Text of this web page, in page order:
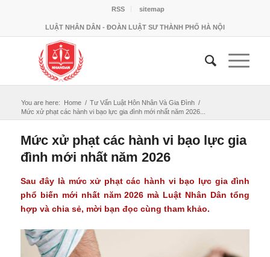
RSS sitemap
LUẬT NHÂN DÂN - ĐOÀN LUẬT SƯ THÀNH PHỐ HÀ NỘI
You are here: Home / Tư Vấn Luật Hôn Nhân Và Gia Đình /
Mức xử phạt các hành vi bạo lực gia đình mới nhất năm 2026...
Mức xử phạt các hành vi bạo lực gia
đình mới nhất năm 2026
Sau đây là mức xử phạt các hành vi bạo lực gia đình
phổ biến mới nhất năm 2026 mà Luật Nhân Dân tổng
hợp và chia sẻ, mời bạn đọc cùng tham khảo.